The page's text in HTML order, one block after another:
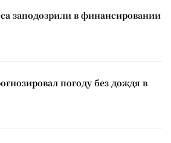
заподозрили в финансировании
погоду без дождя в